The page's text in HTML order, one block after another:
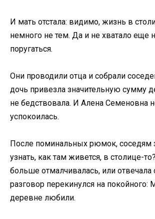
И мать отстала: видимо, жизнь в
немного не тем. Да и не хватало еще
поругаться.
Они проводили отца и собрали
дочь привезла значительную сумму
не бедствовала. И Алена Семеновна
успокоилась.
После поминальных рюмок, соседям
узнать, как там живется, в столице-
больше отмалчивалась, или
разговор перекинулся на покойного:
деревне любили.